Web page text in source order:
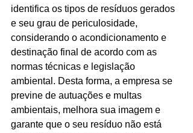
identifica os tipos de resíduos gerados
e seu grau de periculosidade,
considerando o acondicionamento e
destinação final de acordo com as
normas técnicas e legislação
ambiental. Desta forma, a empresa se
previne de autuações e multas
ambientais, melhora sua imagem e
garante que o seu resíduo não está